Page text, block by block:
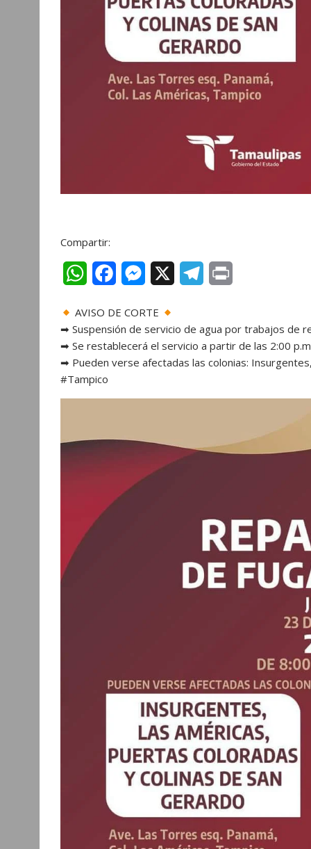
Compartir:
W
a
t
s
p
c
e
b
k
s
s
e
e
e
g
n
t
AVISO DE CORTE
➡ Suspensión de servicio de agua por trabajos de
➡ Se restablecerá el servicio a partir de las 2:00
➡ Pueden verse afectadas las colonias:
#Tampico